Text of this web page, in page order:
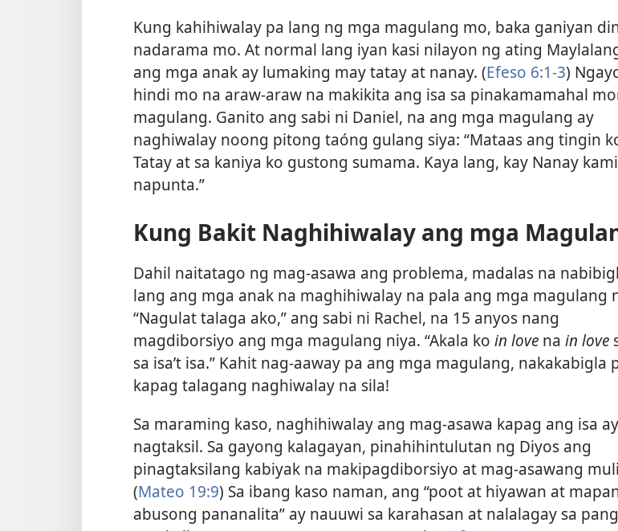
Kung kahihiwalay pa lang ng mga magulang mo, baka ganiyan
nadarama mo. At normal lang iyan kasi nilayon ng ating
ang mga anak ay lumaking may tatay at nanay. (Efeso 6:1-3)
hindi mo na araw-araw na makikita ang isa sa pinakamamahal
magulang. Ganito ang sabi ni Daniel, na ang mga magulang ay
naghiwalay noong pitong taóng gulang siya: “Mataas ang tingin
Tatay at sa kaniya ko gustong sumama. Kaya lang, kay Nanay kami
napunta.”
Kung Bakit Naghihiwalay ang mga
Dahil naitatago ng mag-asawa ang problema, madalas na
lang ang mga anak na maghihiwalay na pala ang mga magulang
“Nagulat talaga ako,” ang sabi ni Rachel, na 15 anyos nang
magdiborsiyo ang mga magulang niya. “Akala ko in love na in love
sa isa’t isa.” Kahit nag-aaway pa ang mga magulang, nakakabigla
kapag talagang naghiwalay na sila!
Sa maraming kaso, naghihiwalay ang mag-asawa kapag ang isa ay
nagtaksil. Sa gayong kalagayan, pinahihintulutan ng Diyos ang
pinagtaksilang kabiyak na makipagdiborsiyo at mag-asawang
(Mateo 19:9) Sa ibang kaso naman, ang “poot at hiyawan at
abusong pananalita” ay nauuwi sa karahasan at nalalagay sa